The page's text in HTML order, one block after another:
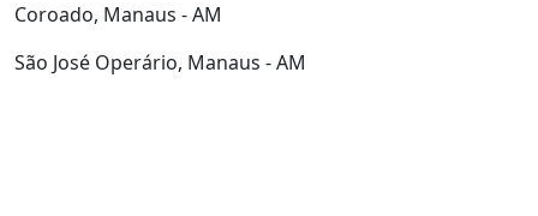
Coroado, Manaus - AM
São José Operário, Manaus - AM